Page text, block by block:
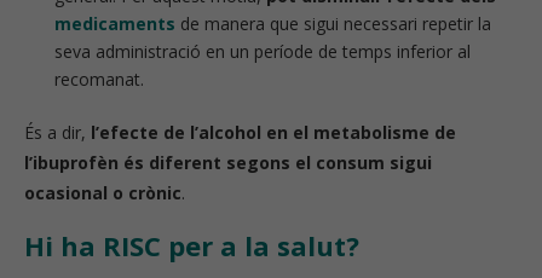
medicaments de manera que sigui necessari repetir la
seva administració en un període de temps inferior al
recomanat.
És a dir, l’efecte de l’alcohol en el metabolisme de
l’ibuprofèn és diferent segons el consum sigui
ocasional o crònic.
Hi ha RISC per a la salut?